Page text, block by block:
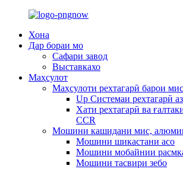
Хона
Дар бораи мо
Сафари завод
Выставкахо
Маҳсулот
Маҳсулоти рехтагарӣ барои
Up Системаи рехтагарӣ
Хати рехтагарӣ ва
CCR
Мошини кашидани мис,
Мошини шикастани асо
Мошини мобайнии
Мошини тасвири зебо